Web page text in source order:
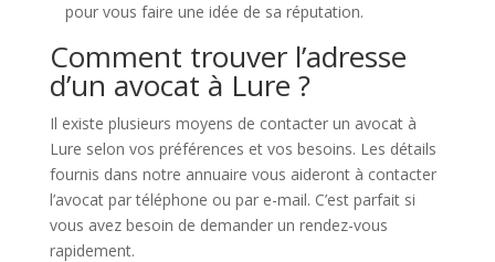
pour vous faire une idée de sa réputation.
Comment trouver l’adresse
d’un avocat à Lure ?
Il existe plusieurs moyens de contacter un avocat à
Lure selon vos préférences et vos besoins. Les détails
fournis dans notre annuaire vous aideront à contacter
l’avocat par téléphone ou par e-mail. C’est parfait si
vous avez besoin de demander un rendez-vous
rapidement.